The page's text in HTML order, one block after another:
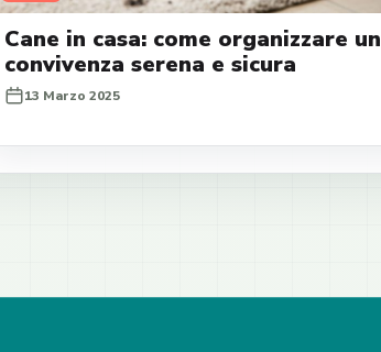
Cane in casa: come organizzare
convivenza serena e sicura
13 Marzo 2025